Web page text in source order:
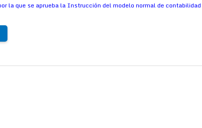
la que se aprueba la Instrucción del modelo normal de